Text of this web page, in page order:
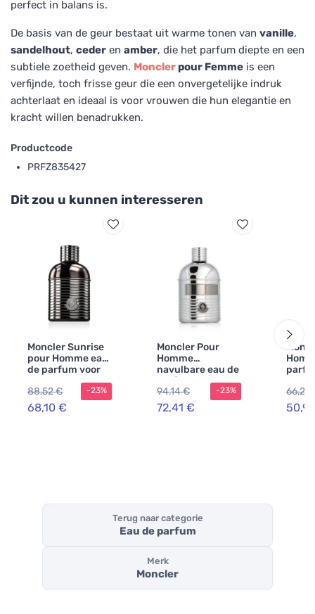
perfect in balans is.
De basis van de geur bestaat uit warme tonen van vanille,
sandelhout, ceder en amber, die het parfum diepte en een
subtiele zoetheid geven. Moncler pour Femme is een
verfijnde, toch frisse geur die een onvergetelijke indruk
achterlaat en ideaal is voor vrouwen die hun elegantie en
kracht willen benadrukken.
Productcode
PRFZ835427
Dit zou u kunnen interesseren
Moncler Sunrise
pour Homme eau
de parfum voor
88,52 €
68,10 €
-23%
Moncler Pour
Homme
navulbare eau de
parfum voor
heren
94,14 €
72,41 €
-23%
66,26
Terug naar categorie
Eau de parfum
Merk
Moncler